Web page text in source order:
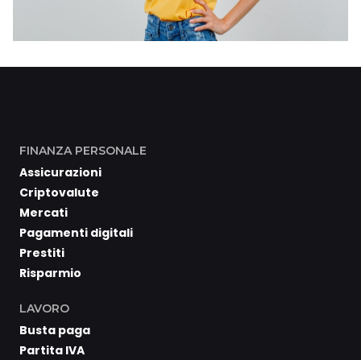
FINANZA PERSONALE
Assicurazioni
Criptovalute
Mercati
Pagamenti digitali
Prestiti
Risparmio
LAVORO
Busta paga
Partita IVA